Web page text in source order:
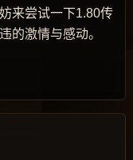
来尝试一下1.80传
的激情与感动。